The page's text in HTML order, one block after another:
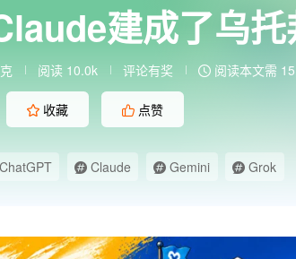
建成了乌
阅读 10.0k 评论有奖 阅读本文需
收藏 点赞
Claude Gemini Grok